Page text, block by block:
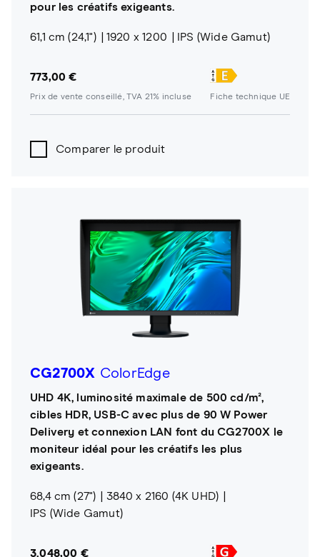
pour les créatifs exigeants.
61,1 cm (24,1") 1920 x 1200 IPS (Wide Gamut)
773,00 €
Prix de vente conseillé, TVA 21% incluse Fiche technique UE
Comparer le produit
CG2700X ColorEdge
UHD 4K, luminosité maximale de 500 cd/m²,
cibles HDR, USB-C avec plus de 90 W Power
Delivery et connexion LAN font du CG2700X le
moniteur idéal pour les créatifs les plus
exigeants.
68,4 cm (27")
3840 x 2160 (4K UHD)
IPS (Wide Gamut)
3.048,00 €